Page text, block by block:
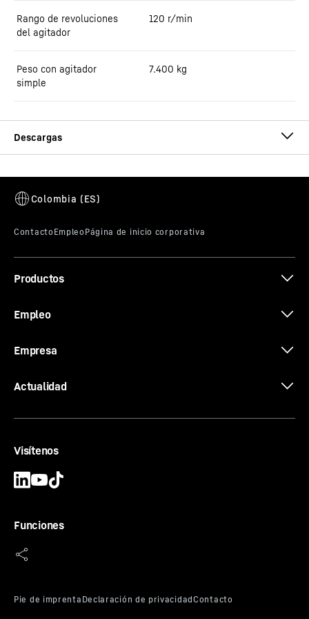
Rango de revoluciones
del agitador
120 r/min
Peso con agitador
simple
7.400 kg
Productos
Empleo
Empresa
Actualidad
Visítenos
Funciones